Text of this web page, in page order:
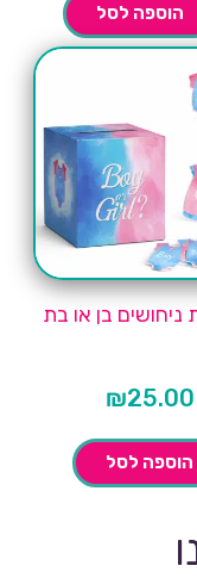
הוספה לסל
ניחושים בן או בת
₪25.00
הוספה לסל